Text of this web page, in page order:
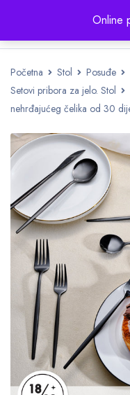
Online
Početna Stol Posuđe
Setovi pribora za jelo. Stol
nehrđajućeg čelika od 30